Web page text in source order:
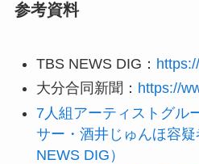
参考資料
TBS NEWS DIG：
大分合同新聞： https://
7人組アーティストグル
サー・酒井じゅんほ容
NEWS DIG）